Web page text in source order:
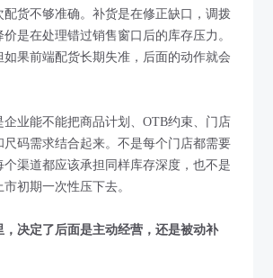
配货不够准确。补货是在修正缺口，调拨
是在处理错过销售窗口后的库存压力。
如果前端配货长期失准，后面的动作就会
企业能不能把商品计划、OTB约束、门店
尺码需求结合起来。不是每个门店都需要
个渠道都应该承担同样库存深度，也不是
初期一次性压下去。
，决定了后面是主动经营，还是被动补